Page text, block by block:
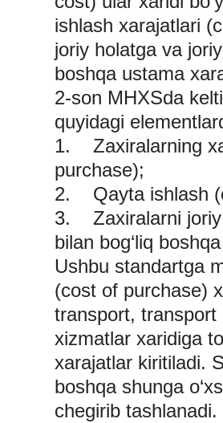
ishlash xarajatlari
joriy holatga va
boshqa ustama
2-son MHXSda
quyidagi
1. Zaxiralarning
purchase);
2. Qayta ishlash
3. Zaxiralarni joriy
bilan bog‘liq
Ushbu standartga
(cost of purchase)
transport,
xizmatlar xaridiga
xarajatlar kiritiladi.
boshqa shunga
chegirib